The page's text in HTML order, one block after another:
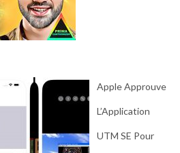
Apple Approuve
L’Application
UTM SE Pour